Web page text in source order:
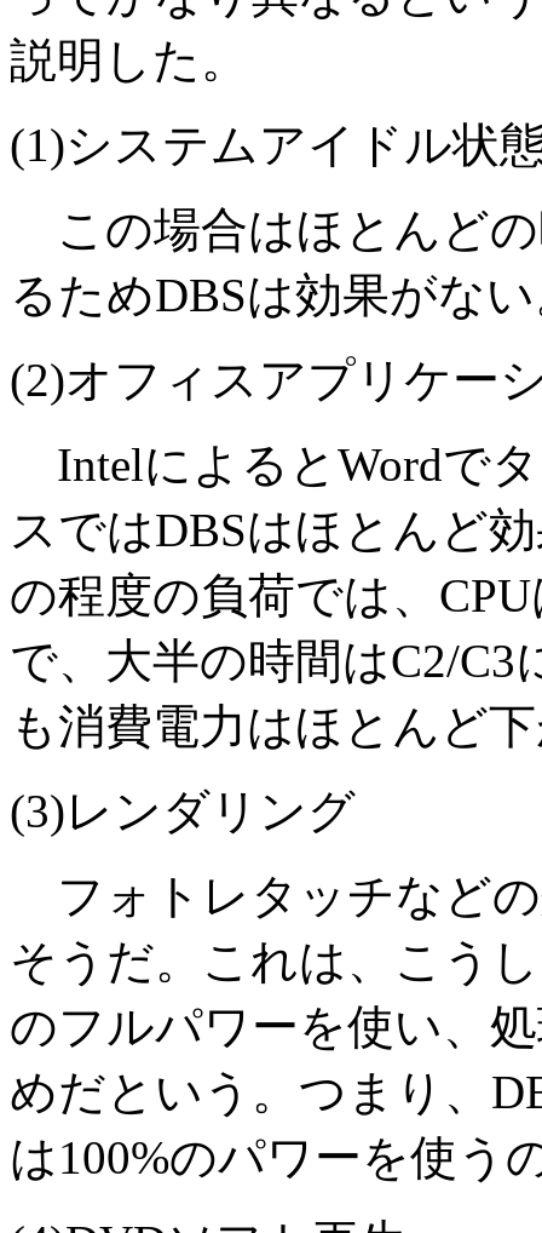
説明した。
(1)システムアイドル状
この場合はほとんどの
るためDBSは効果がな
(2)オフィスアプリケー
IntelによるとWordで
スではDBSはほとんど
の程度の負荷では、
で、大半の時間はC2/
も消費電力はほとんど
(3)レンダリング
フォトレタッチなど
そうだ。これは、こう
のフルパワーを使い、
めだという。つまり、
は100%のパワーを使う